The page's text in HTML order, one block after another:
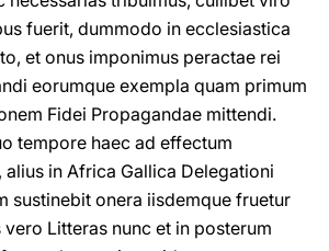
fuerit, dummodo in ecclesiastica
et onus imponimus peractae rei
eorumque exempla quam primum
Fidei Propagandae mittendi.
tempore haec ad effectum
in Africa Gallica Delegationi
sustinebit onera iisdemque fruetur
Litteras nunc et in posterum